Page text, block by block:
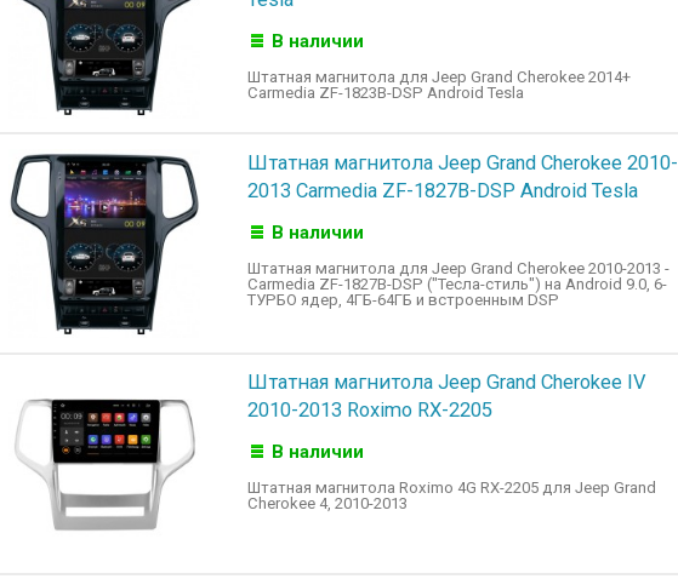
В наличии
Штатная магнитола для Jeep Grand Cherokee 2014+
Carmedia ZF-1823B-DSP Android Tesla
Штатная магнитола Jeep Grand Cherokee 2010-
2013 Carmedia ZF-1827B-DSP Android Tesla
В наличии
Штатная магнитола для Jeep Grand Cherokee 2010-2013 -
Carmedia ZF-1827B-DSP ("Тесла-стиль") на Android 9.0, 6-
ТУРБО ядер, 4ГБ-64ГБ и встроенным DSP
Штатная магнитола Jeep Grand Cherokee IV
2010-2013 Roximo RX-2205
В наличии
Штатная магнитола Roximo 4G RX-2205 для Jeep Grand
Cherokee 4, 2010-2013